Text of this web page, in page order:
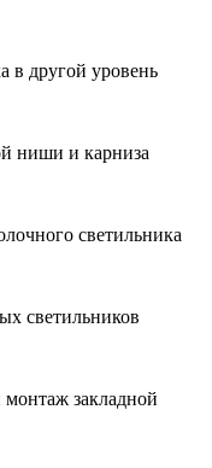
в другой уровень
ниши и карниза
светильника
светильников
закладной